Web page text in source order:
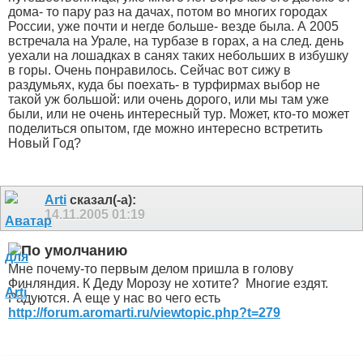
дома- то пару раз на дачах, потом во многих городах
России, уже почти и негде больше- везде была. А 2005
встречала на Урале, на турбазе в горах, а на след. день
уехали на лошадках в санях таких небольших в избушку
в горы. Очень понравилось. Сейчас вот сижу в
раздумьях, куда бы поехать- в турфирмах выбор не
такой уж большой: или очень дорого, или мы там уже
были, или не очень интересный тур. Может, кто-то может
поделиться опытом, где можно интересно встретить
Новый Год?
Arti сказал(-а):
14.11.2005 01:19
Мне почему-то первым делом пришла в голову
Финляндия. К Деду Морозу не хотите? Многие ездят.
Радуются. А еще у нас во чего есть
http://forum.aromarti.ru/viewtopic.php?t=279